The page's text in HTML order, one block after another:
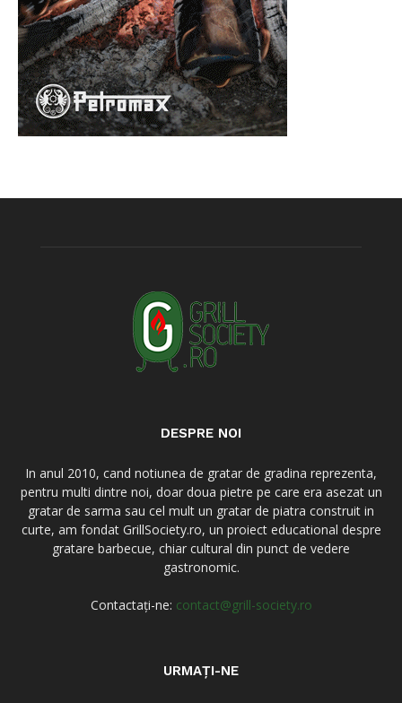
DESPRE NOI
In anul 2010, cand notiunea de gratar de gradina reprezenta,
pentru multi dintre noi, doar doua pietre pe care era asezat un
gratar de sarma sau cel mult un gratar de piatra construit in
curte, am fondat GrillSociety.ro, un proiect educational despre
gratare barbecue, chiar cultural din punct de vedere
gastronomic.
Contactați-ne: contact@grill-society.ro
URMAȚI-NE